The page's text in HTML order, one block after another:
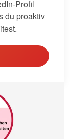
Profil
du proaktiv